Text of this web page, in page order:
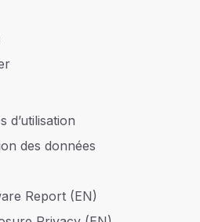
d’utilisation
des données
Report (EN)